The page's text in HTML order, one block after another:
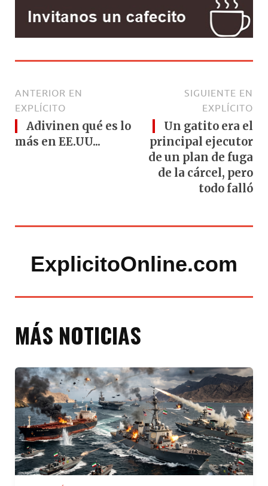
ANTERIOR EN
EXPLÍCITO
Adivinen qué es lo
más en EE.UU...
SIGUIENTE EN
EXPLÍCITO
Un gatito era el
principal ejecutor
de un plan de fuga
de la cárcel, pero
todo falló
ExplicitoOnline.com
MÁS NOTICIAS